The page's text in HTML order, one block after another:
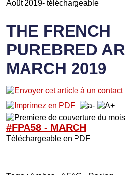
Août 2019- téléchargeable
THE FRENCH
PUREBRED
MARCH 2019
#FPA58 - MARCH
Téléchargeable en PDF